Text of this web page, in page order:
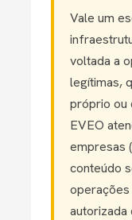
Vale um
voltada a
legítimas,
próprio ou
EVEO
empresas
conteúdo
operações
autorizada